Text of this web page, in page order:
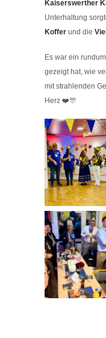
Kaiserswerther
Unterhaltung
Koffer und die
Es war ein rundum
gezeigt hat, wie
mit strahlenden
Herz ❤️🎊